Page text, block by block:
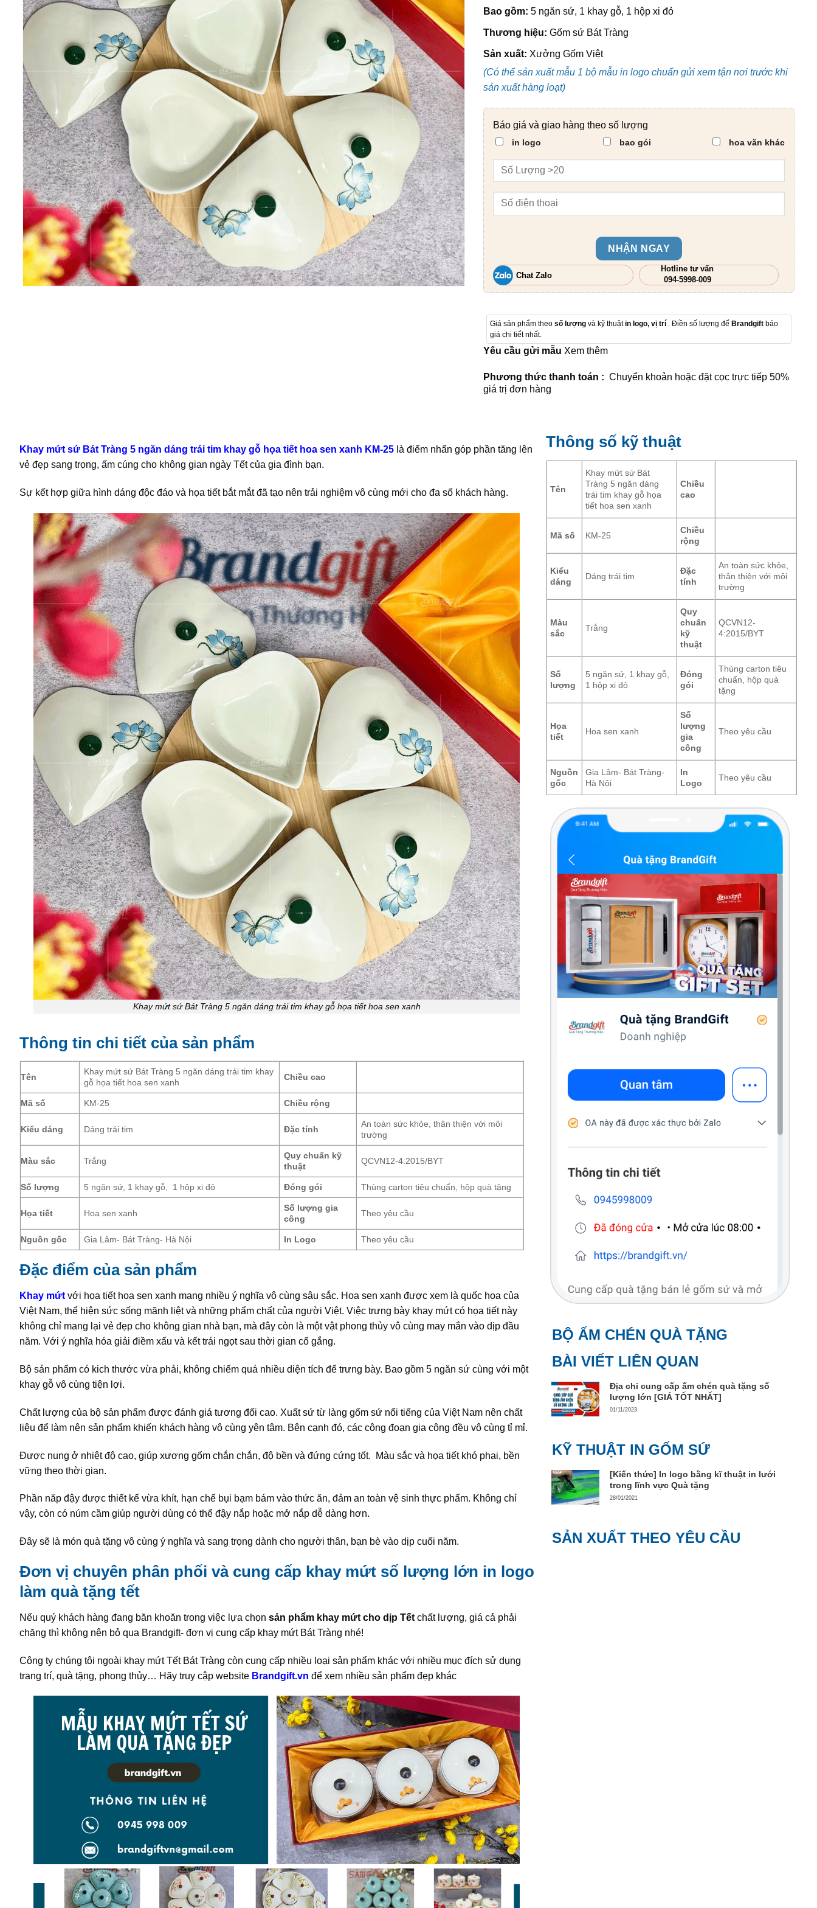
Bao gồm: 5 ngăn sứ, 1 khay gỗ, 1 hộp xi đỏ
Thương hiệu: Gốm sứ Bát Tràng
Sản xuất: Xưởng Gốm Việt
(Có thể sản xuất mẫu 1 bộ mẫu in logo chuẩn gửi xem tận nơi trước khi
sản xuất hàng loạt)
Báo giá và giao hàng theo số lượng
in logo bao gói hoa văn khác
NHẬN NGAY
Chat Zalo
Hotline tư vấn
094-5998-009
Giá sản phẩm theo số lượng và kỹ thuậtin logo, vị trí . Điền số lượng để Brandgift báo
giá chi tiết nhất.
Yêu cầu gửi mẫu Xem thêm
Phương thức thanh toán : Chuyển khoản hoặc đặt cọc trực tiếp 50%
giá trị đơn hàng
Khay mứt sứ Bát Tràng 5 ngăn dáng trái tim khay gỗ họa tiết hoa sen xanh KM-25là điểm nhấn góp phần tăng lên
vẻ đẹp sang trọng, ấm cúng cho không gian ngày Tết của gia đình bạn.
Sự kết hợp giữa hình dáng độc đáo và họa tiết bắt mắt đã tạo nên trải nghiệm vô cùng mới cho đa số khách hàng.
Khay mứt sứ Bát Tràng 5 ngăn dáng trái tim khay gỗ họa tiết hoa sen xanh
Thông tin chi tiết của sản phẩm
Tên
Khay mứt sứ Bát Tràng 5 ngăn dáng trái tim khay
gỗ họa tiết hoa sen xanh
Chiều cao
Mã số KM-25 Chiều rộng
Kiểu dáng Dáng trái tim Đặc tính
An toàn sức khỏe, thân thiện với môi
trường
Màu sắc Trắng
Quy chuẩn kỹ
thuật
QCVN12-4:2015/BYT
Số lượng 5 ngăn sứ, 1 khay gỗ, 1 hộp xi đỏ Đóng gói Thùng carton tiêu chuẩn, hộp quà tặng
Họa tiết Hoa sen xanh
Số lượng gia
công
Theo yêu cầu
Nguồn gốc Gia Lâm- Bát Tràng- Hà Nội In Logo Theo yêu cầu
Đặc điểm của sản phẩm
Khay mứt với họa tiết hoa sen xanh mang nhiều ý nghĩa vô cùng sâu sắc. Hoa sen xanh được xem là quốc hoa của
Việt Nam, thể hiện sức sống mãnh liệt và những phẩm chất của người Việt. Việc trưng bày khay mứt có họa tiết này
không chỉ mang lại vẻ đẹp cho không gian nhà bạn, mà đây còn là một vật phong thủy vô cùng may mắn vào dịp đầu
năm. Với ý nghĩa hóa giải điềm xấu và kết trái ngọt sau thời gian cố gắng.
Bộ sản phẩm có kich thước vừa phải, không chiếm quá nhiều diện tích để trưng bày. Bao gồm 5 ngăn sứ cùng với một
khay gỗ vô cùng tiện lợi.
Chất lượng của bộ sản phẩm được đánh giá tương đối cao. Xuất sứ từ làng gốm sứ nổi tiếng của Việt Nam nên chất
liệu để làm nên sản phẩm khiến khách hàng vô cùng yên tâm. Bên cạnh đó, các công đoạn gia công đều vô cùng tỉ mỉ.
Được nung ở nhiệt độ cao, giúp xương gốm chắn chắn, độ bền và đứng cứng tốt. Màu sắc và họa tiết khó phai, bền
vững theo thời gian.
Phần năp đậy được thiết kế vừa khít, hạn chế bụi bạm bám vào thức ăn, đảm an toàn vệ sinh thực phẩm. Không chỉ
vậy, còn có núm cầm giúp người dùng có thể đậy nắp hoặc mở nắp dễ dàng hơn.
Đây sẽ là món quà tặng vô cùng ý nghĩa và sang trọng dành cho người thân, bạn bè vào dịp cuối năm.
Đơn vị chuyên phân phối và cung cấp khay mứt số lượng lớn in logo
làm quà tặng tết
Nếu quý khách hàng đang băn khoăn trong việc lựa chọn sản phẩm khay mứt cho dịp Tếtchất lượng, giá cả phải
chăng thì không nên bỏ qua Brandgift- đơn vị cung cấp khay mứt Bát Tràng nhé!
Công ty chúng tôi ngoài khay mứt Tết Bát Tràng còn cung cấp nhiều loại sản phẩm khác với nhiều mục đích sử dụng
trang trí, quà tặng, phong thủy… Hãy truy cập websiteBrandgift.vn để xem nhiều sản phẩm đẹp khác
Thông số kỹ thuật
Tên
Khay mứt sứ Bát
Tràng 5 ngăn dáng
trái tim khay gỗ họa
tiết hoa sen xanh
Chiều
cao
Mã số KM-25
Chiều
rộng
Kiểu
dáng
Dáng trái tim
Đặc
tính
An toàn sức khỏe,
thân thiện với môi
trường
Màu
sắc
Trắng
Quy
chuẩn
kỹ
thuật
QCVN12-
4:2015/BYT
Số
lượng
5 ngăn sứ, 1 khay gỗ,
1 hộp xi đỏ
Đóng
gói
Thùng carton tiêu
chuẩn, hộp quà
tặng
Họa
tiết
Hoa sen xanh
Số
lượng
gia
công
Theo yêu cầu
Nguồn
gốc
Gia Lâm- Bát Tràng-
Hà Nội
In
Logo
Theo yêu cầu
BỘ ẤM CHÉN QUÀ TẶNG
BÀI VIẾT LIÊN QUAN
Địa chỉ cung cấp ấm chén quà tặng số
lượng lớn [GIÁ TỐT NHẤT]
01/11/2023
KỸ THUẬT IN GỐM SỨ
[Kiến thức] In logo bằng kĩ thuật in lưới
trong lĩnh vực Quà tặng
28/01/2021
SẢN XUẤT THEO YÊU CẦU